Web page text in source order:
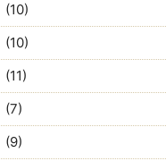
(10)
(10)
(11)
(7)
(9)